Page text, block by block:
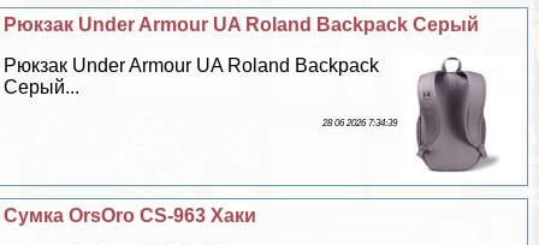
Рюкзак Under Armour UA Roland Backpack Серый
Рюкзак Under Armour UA Roland Backpack
Серый...
28 06 2026 7:34:39
Сумка OrsOro CS-963 Хаки